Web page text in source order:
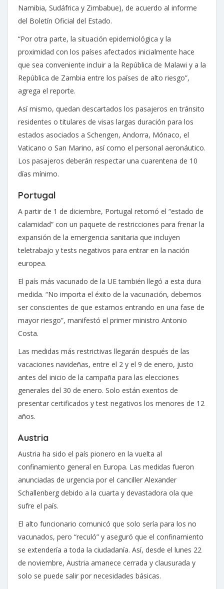
Namibia, Sudáfrica y Zimbabue), de acuerdo al informe
del Boletín Oficial del Estado.
“Por otra parte, la situación epidemiológica y la
proximidad con los países afectados inicialmente hace
que sea conveniente incluir a la República de Malawi y a la
República de Zambia entre los países de alto riesgo”,
agrega el reporte.
Así mismo, quedan descartados los pasajeros en tránsito
residentes o titulares de visas largas duración para los
estados asociados a Schengen, Andorra, Mónaco, el
Vaticano o San Marino, así como el personal aeronáutico.
Los pasajeros deberán respectar una cuarentena de 10
días mínimo.
Portugal
A partir de 1 de diciembre, Portugal retomó el “estado de
calamidad” con un paquete de restricciones para frenar la
expansión de la emergencia sanitaria que incluyen
teletrabajo y tests negativos para entrar en la nación
europea.
El país más vacunado de la UE también llegó a esta dura
medida. “No importa el éxito de la vacunación, debemos
ser conscientes de que estamos entrando en una fase de
mayor riesgo”, manifestó el primer ministro Antonio
Costa.
Las medidas más restrictivas llegarán después de las
vacaciones navideñas, entre el 2 y el 9 de enero, justo
antes del inicio de la campaña para las elecciones
generales del 30 de enero. Solo están exentos de
presentar certificados y test negativos los menores de 12
años.
Austria
Austria ha sido el país pionero en la vuelta al
confinamiento general en Europa. Las medidas fueron
anunciadas de urgencia por el canciller Alexander
Schallenberg debido a la cuarta y devastadora ola que
sufre el país.
El alto funcionario comunicó que solo sería para los no
vacunados, pero “reculó” y aseguró que el confinamiento
se extendería a toda la ciudadanía. Así, desde el lunes 22
de noviembre, Austria amanece cerrada y clausurada y
solo se puede salir por necesidades básicas.